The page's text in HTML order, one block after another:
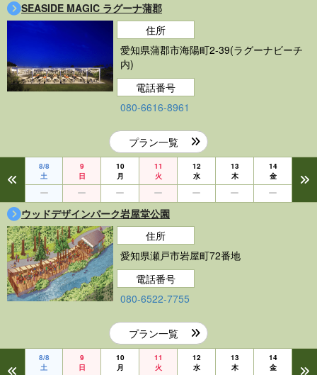
SEASIDE MAGIC ラグーナ蒲郡
住所
愛知県蒲郡市海陽町2-39(ラグーナビーチ
内)
電話番号
080-6616-8961
プラン一覧
8/8
土
9
日
10
月
11
火
12
水
13
木
14
金
ウッドデザインパーク岩屋堂公園
住所
愛知県瀬戸市岩屋町72番地
電話番号
080-6522-7755
プラン一覧
8/8
土
9
日
10
月
11
火
12
水
13
木
14
金